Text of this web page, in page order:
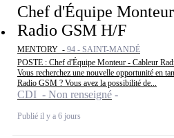
Chef d'Équipe
Radio GSM H/F
MENTORY - 94 - SAINT-MANDÉ
POSTE : Chef d'Équipe Monteur - Cableur
Vous recherchez une nouvelle opportunité en
Radio GSM ? Vous avez la possibilité de...
CDI - Non renseigné
Publié il y a 6 jours